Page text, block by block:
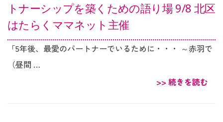
トナーシップを築くための語り場 9/8 北区
はたらくママネット主催
「5年後、最愛のパートナーでいるために・・・ ～赤羽で
（昼間 …
>> 続きを読む